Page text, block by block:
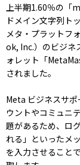
上半期1.60％の「
ドメイン文字列ト
メタ・プラットフ
ok, Inc.）のビジネ
ォレット「
されました。
Meta ビジネスサ
ウントやコミュニ
題があるため、ロ
れる」といったメ
を入力させること